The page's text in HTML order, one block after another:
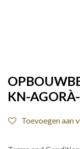
KN-
Toevoegen aan